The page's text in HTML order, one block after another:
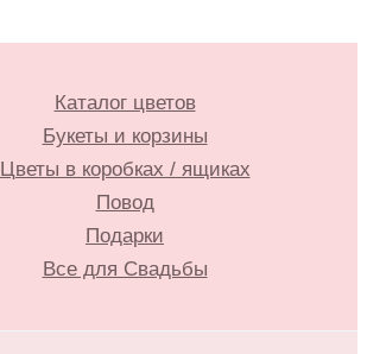
Каталог цветов
Букеты и корзины
Цветы в коробках / ящиках
Повод
Подарки
Все для Свадьбы